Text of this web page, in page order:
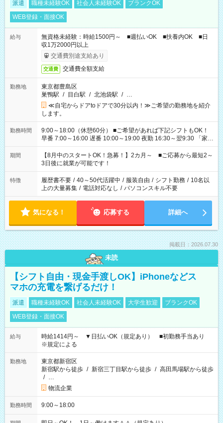
派遣 職種未経験OK 社会人未経験OK
ブランクOK
WEB登録・面接OK
給与
無資格未経験：時給1500円～ ■週払いOK ■扶養内OK ■日
収1万2000円以上
交通費別途支給あり
交通費 交通費全額支給
勤務地
東京都豊島区
巣鴨駅 / 目白駅 / 北池袋駅 / …
≪自宅からドアtoドアで30分以内！≫ご希望の勤務地を紹介
します。
勤務時間
9:00～18:00（休憩60分） ■ご希望があれば下記シフトもOK！
早番 7:00～16:00 遅番 10:00～19:00 夜勤 16:30～翌9:30 「家族
と休みを合わせたい」 「余裕を持って夕飯の準備がしたい」
「できれば残業はしたくない」 など、ご希望を教えてください
ね。 ※Wワーク希望の方へ 今ご覧のお仕事で希望する勤務時間
と、もう1つのお仕事の勤務時間。 合計で週40時間を超える場
合は応募できません。
期間
【8月中のスタートOK！急募！】2カ月～ ■ご応募から最短2～
3日後に就業が可能です！
特徴 履歴書不要 / 40～50代活躍中 / 服装自由 / シフト勤務 / 10名以
上の大量募集 / 電話対応なし / パソコンスキル不要
気になる！ 応募する 詳細へ
掲載日：2026.07.30
未読
【シフト自由・現金手渡しOK】iPhoneなどス
マホの充電を繋げるだけ！
派遣 職種未経験OK 社会人未経験OK 大学生歓迎
ブランクOK
WEB登録・面接OK
給与
時給1414円～ ▼日払いOK（規定あり） ■初勤務手当あり
※規定による
勤務地
東京都新宿区
新宿駅から徒歩 / 新宿三丁目駅から徒歩 / 高田馬場駅から徒歩
/ …
物流企業
勤務時間 9:00～18:00